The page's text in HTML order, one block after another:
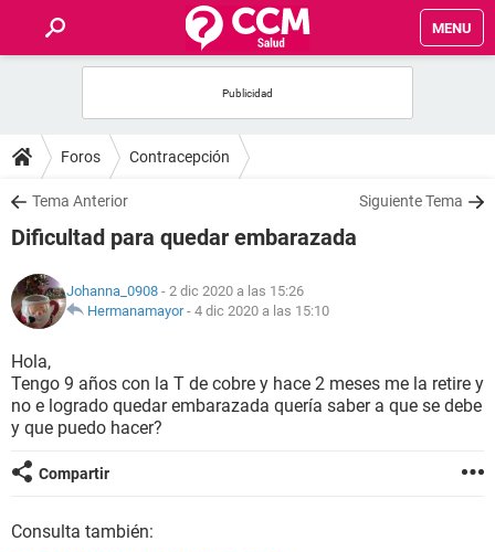
MENU
FOROS
SALUD
NUTRICIÓN
BIENESTAR
SEXUALIDAD
GLOSARIO
Foros Contracepción
Tema Anterior Siguiente Tema
Dificultad para quedar embarazada
Johanna_0908 - 2 dic 2020 a las 15:26
Hermanamayor- 4 dic 2020 a las 15:10
Hola,
Tengo 9 años con la T de cobre y hace 2 meses me la retire y
no e logrado quedar embarazada quería saber a que se debe
y que puedo hacer?
Compartir
Consulta también: